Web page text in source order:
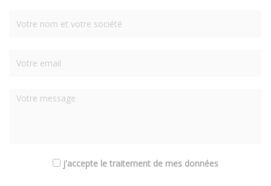
j'accepte le traitement de mes données